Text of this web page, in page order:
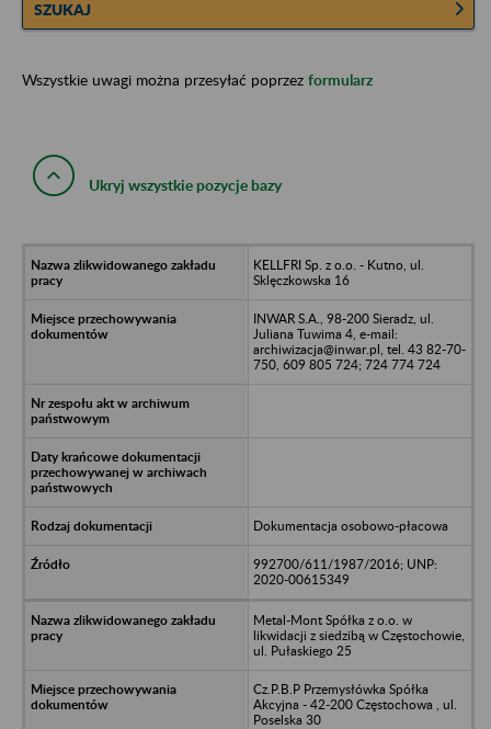
SZUKAJ
Wszystkie uwagi można przesyłać poprzez formularz
Ukryj wszystkie pozycje bazy
KELLFRI Sp. z o.o. - Kutno, ul.
Sklęczkowska 16
INWAR S.A., 98-200 Sieradz, ul.
Juliana Tuwima 4, e-mail:
archiwizacja@inwar.pl, tel. 43 82-70-
750, 609 805 724; 724 774 724
Dokumentacja osobowo-płacowa
992700/611/1987/2016; UNP:
2020-00615349
Metal-Mont Spółka z o.o. w
likwidacji z siedzibą w Częstochowie,
ul. Pułaskiego 25
Cz.P.B.P Przemysłówka Spółka
Akcyjna - 42-200 Częstochowa , ul.
Poselska 30